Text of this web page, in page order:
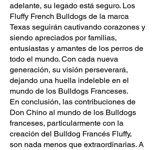
adelante, su legado está seguro. Los
Fluffy French Bulldogs de la marca
Texas seguirán cautivando corazones y
siendo apreciados por familias,
entusiastas y amantes de los perros de
todo el mundo. Con cada nueva
generación, su visión perseverará,
dejando una huella indeleble en el
mundo de los Bulldogs Franceses.
En conclusión, las contribuciones de
Don Chino al mundo de los Bulldogs
franceses, particularmente con la
creación del Bulldog Francés Fluffy,
son nada menos que extraordinarias. A